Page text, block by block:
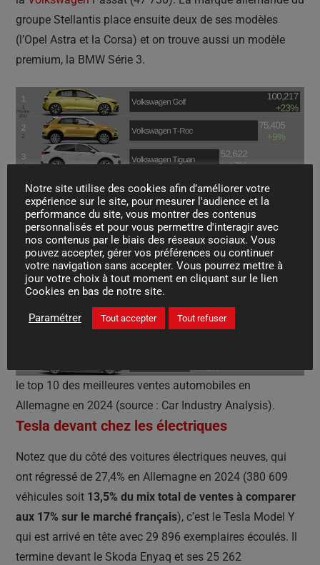
groupe Stellantis place ensuite deux de ses modèles
(l’Opel Astra et la Corsa) et on trouve aussi un modèle
premium, la BMW Série 3.
le top 10 des meilleures ventes automobiles en
Allemagne en 2024 (source : Car Industry Analysis).
Tesla devant chez les électriques
Notez que du côté des voitures électriques neuves, qui
ont régressé de 27,4% en Allemagne en 2024 (380 609
véhicules soit 13,5% du mix total de ventes à comparer
aux 17% sur le marché français), c’est le Tesla Model Y
qui est arrivé en tête avec 29 896 exemplaires écoulés. Il
termine devant le Skoda Enyaq et ses 25 262
Notre site utilise des cookies afin d’améliorer votre
expérience sur le site, pour mesurer l'audience et la
performance du site, vous montrer des contenus
personnalisés et pour vous permettre d'interagir avec
nos contenus par le biais des réseaux sociaux. Vous
pouvez accepter, gérer vos préférences ou continuer
votre navigation sans accepter. Vous pourrez mettre à
jour votre choix à tout moment en cliquant sur le lien
Cookies en bas de notre site.
Paramétrer Tout accepter Tout refuser